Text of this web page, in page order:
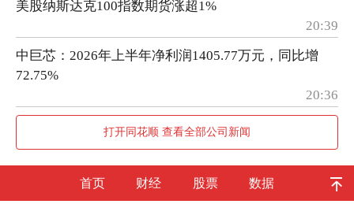
美股纳斯达克100指数期货涨超1%
20:39
中巨芯：2026年上半年净利润1405.77万元，同比增
72.75%
20:36
打开同花顺 查看全部公司新闻
首页 财经 股票 数据